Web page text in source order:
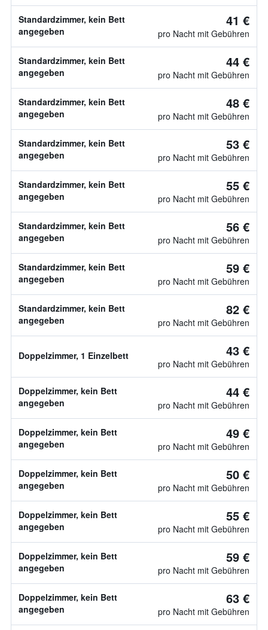
Standardzimmer, kein Bett
angegeben
41 €
pro Nacht mit Gebühren
Standardzimmer, kein Bett
angegeben
44 €
pro Nacht mit Gebühren
Standardzimmer, kein Bett
angegeben
48 €
pro Nacht mit Gebühren
Standardzimmer, kein Bett
angegeben
53 €
pro Nacht mit Gebühren
Standardzimmer, kein Bett
angegeben
55 €
pro Nacht mit Gebühren
Standardzimmer, kein Bett
angegeben
56 €
pro Nacht mit Gebühren
Standardzimmer, kein Bett
angegeben
59 €
pro Nacht mit Gebühren
Standardzimmer, kein Bett
angegeben
82 €
pro Nacht mit Gebühren
Doppelzimmer, 1 Einzelbett 43 €
pro Nacht mit Gebühren
Doppelzimmer, kein Bett
angegeben
44 €
pro Nacht mit Gebühren
Doppelzimmer, kein Bett
angegeben
49 €
pro Nacht mit Gebühren
Doppelzimmer, kein Bett
angegeben
50 €
pro Nacht mit Gebühren
Doppelzimmer, kein Bett
angegeben
55 €
pro Nacht mit Gebühren
Doppelzimmer, kein Bett
angegeben
59 €
pro Nacht mit Gebühren
Doppelzimmer, kein Bett
angegeben
63 €
pro Nacht mit Gebühren